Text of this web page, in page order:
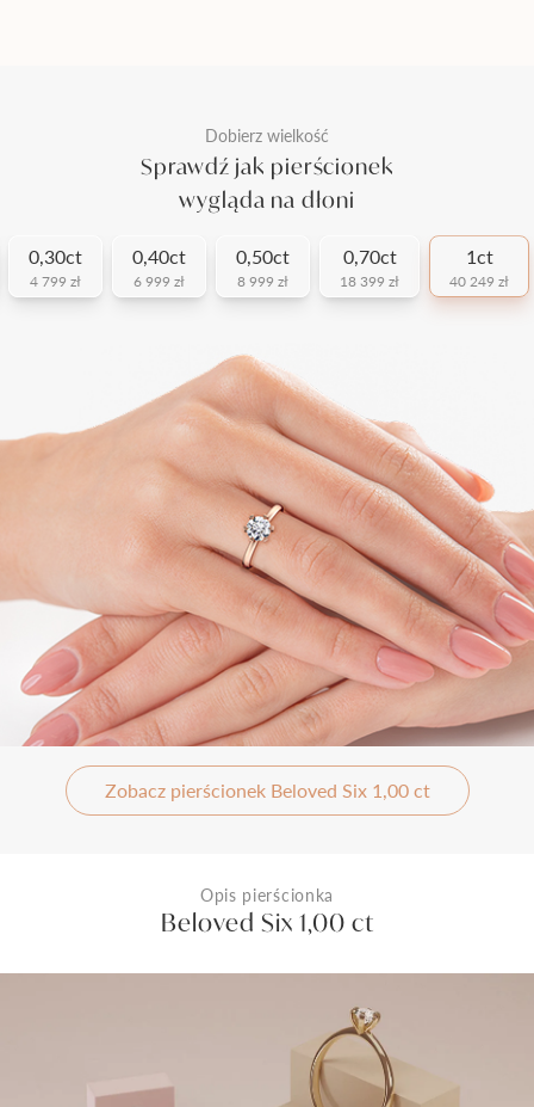
Dobierz wielkość
Sprawdź jak pierścionek
wygląda na dłoni
0,30ct
4 799 zł
0,40ct
6 999 zł
0,50ct
8 999 zł
0,70ct
18 399 zł
1ct
40 249 zł
Zobacz pierścionek Beloved Six 1,00 ct
Opis pierścionka
Beloved Six 1,00 ct